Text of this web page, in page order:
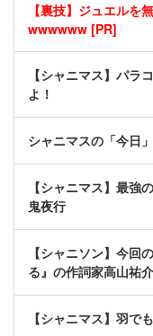
【裏技】ジュエルを
wwwwww [PR]
【シャニマス】パラ
よ！
シャニマスの「今日
【シャニマス】最強
鬼夜行
【シャニソン】今回
る』の作詞家高山祐
【シャニマス】羽で